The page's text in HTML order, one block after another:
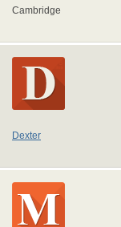
Cambridge
Dexter